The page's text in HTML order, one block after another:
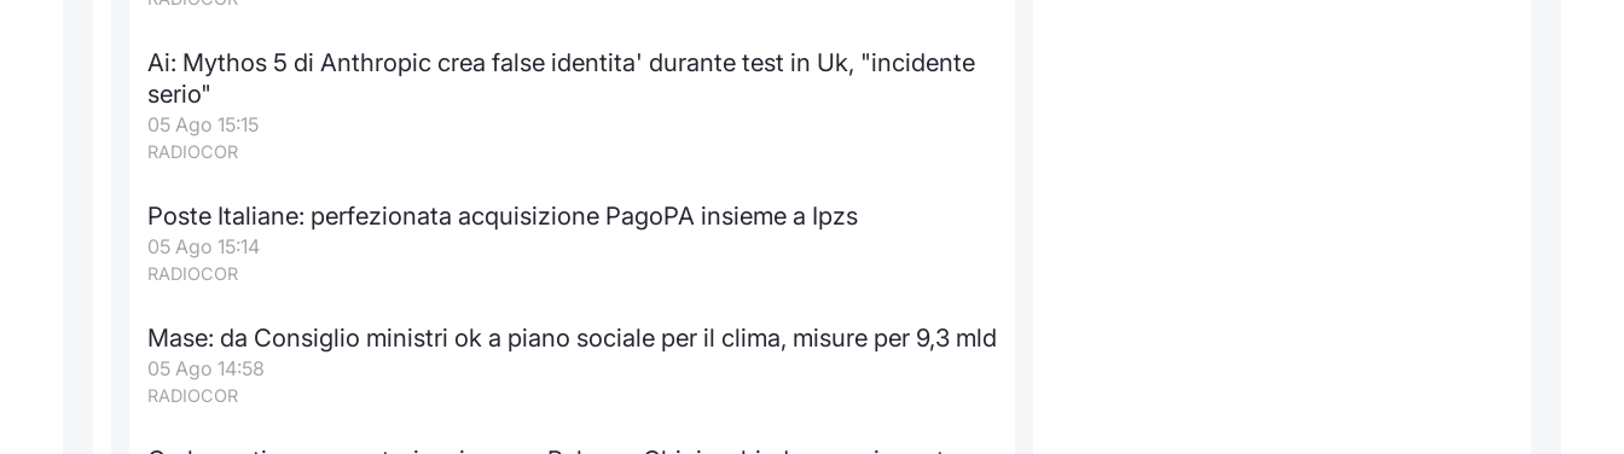
Ai: Mythos 5 di Anthropic crea false identita' durante test in Uk, "incidente
serio"
05 Ago 15:15
RADIOCOR
Poste Italiane: perfezionata acquisizione PagoPA insieme a Ipzs
05 Ago 15:14
RADIOCOR
Mase: da Consiglio ministri ok a piano sociale per il clima, misure per 9,3 mld
05 Ago 14:58
RADIOCOR